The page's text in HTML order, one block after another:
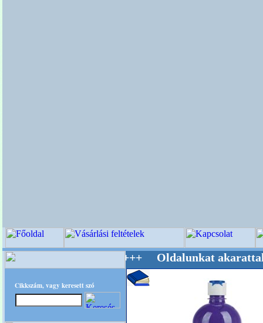
Cikkszám, vagy keresett szó
+++++++ Oldalunkat akarattal